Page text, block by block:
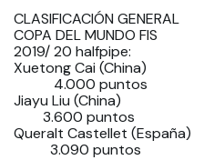
CLASIFICACIÓN GENERAL
COPA DEL MUNDO FIS
2019/ 20 halfpipe:
Xuetong Cai (China)
4.000 puntos
Jiayu Liu (China)
3.600 puntos
Queralt Castellet (España)
3.090 puntos